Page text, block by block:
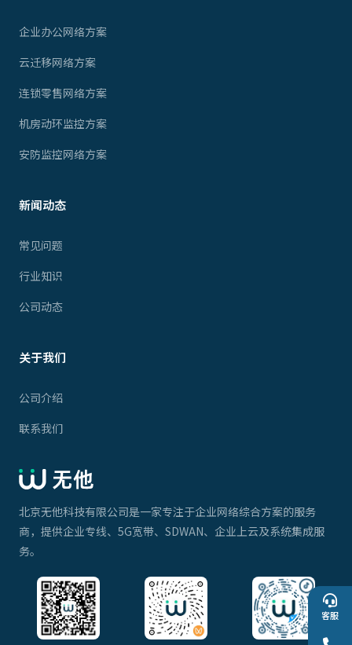
企业办公网络方案
云迁移网络方案
连锁零售网络方案
机房动环监控方案
安防监控网络方案
新闻动态
常见问题
行业知识
公司动态
关于我们
公司介绍
联系我们
北京无他科技有限公司是一家专注于企业网络综合方案的服务
商，提供企业专线、5G宽带、SDWAN、企业上云及系统集成服
务。
客服